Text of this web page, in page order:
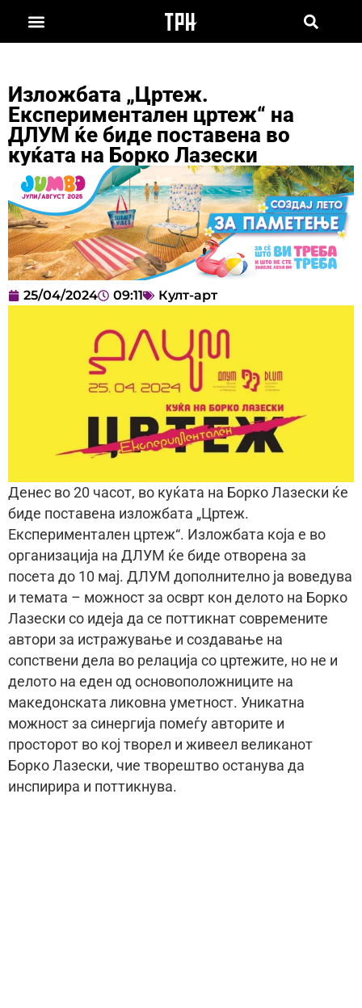
Изложбата „Цртеж.
Експериментален цртеж“ на
ДЛУМ ќе биде поставена во
куќата на Борко Лазески
25/04/2024 09:11 Култ-арт
Денес во 20 часот, во куќата на Борко Лазески ќе
биде поставена изложбата „Цртеж.
Експериментален цртеж“. Изложбата која е во
организација на ДЛУМ ќе биде отворена за
посета до 10 мај. ДЛУМ дополнително ја воведува
и темата – можност за осврт кон делото на Борко
Лазески со идеја да се поттикнат современите
автори за истражување и создавање на
сопствени дела во релација со цртежите, но не и
делото на еден од основоположниците на
македонската ликовна уметност. Уникатна
можност за синергија помеѓу авторите и
просторот во кој творел и живеел великанот
Борко Лазески, чие творештво останува да
инспирира и поттикнува.